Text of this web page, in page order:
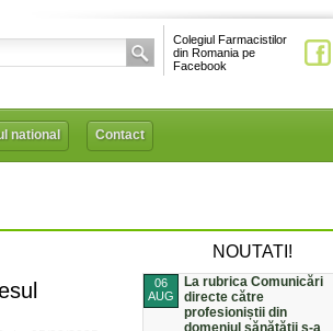
Colegiul Farmacistilor
din Romania pe
Facebook
national Contact
NOUTATI!
06
AUG
La rubrica Comunicări
directe către
profesioniștii din
domeniul sănătății s-a